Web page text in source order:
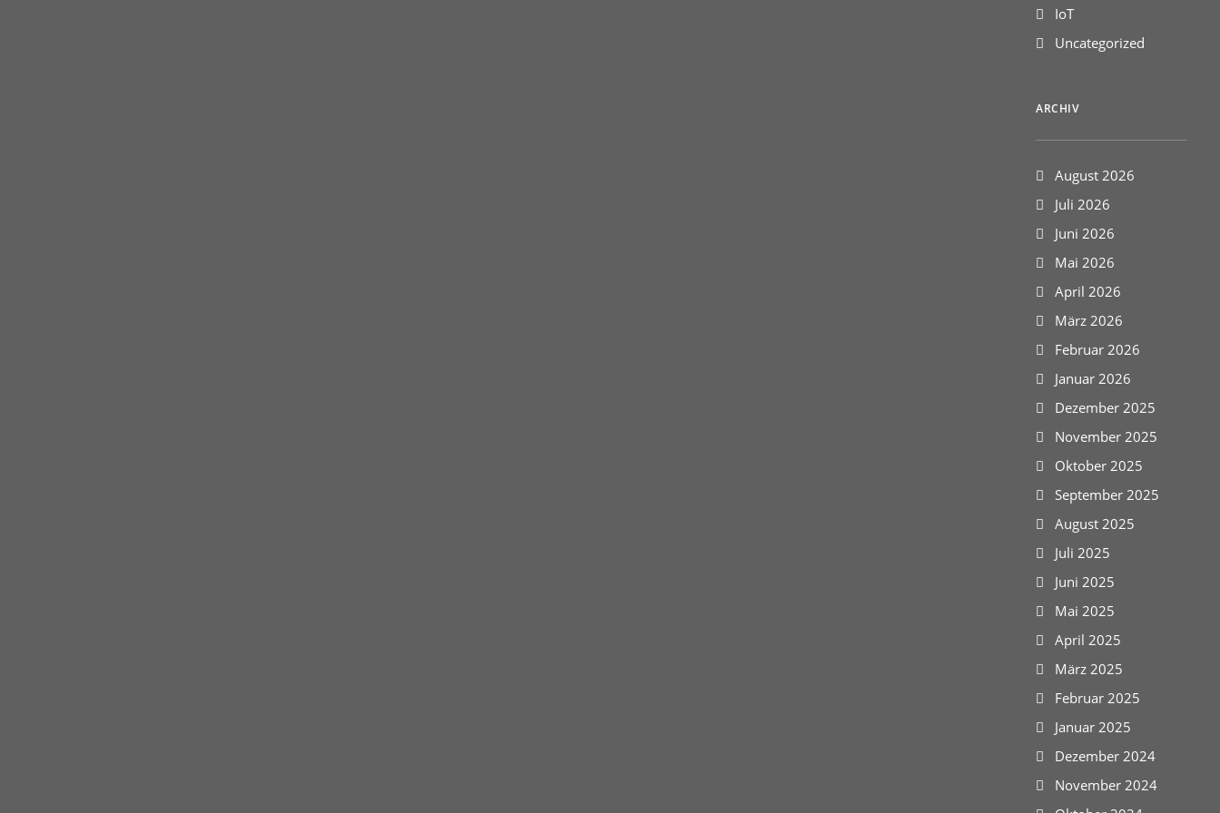
IoT
Uncategorized
ARCHIV
August 2026
Juli 2026
Juni 2026
Mai 2026
April 2026
März 2026
Februar 2026
Januar 2026
Dezember 2025
November 2025
Oktober 2025
September 2025
August 2025
Juli 2025
Juni 2025
Mai 2025
April 2025
März 2025
Februar 2025
Januar 2025
Dezember 2024
November 2024